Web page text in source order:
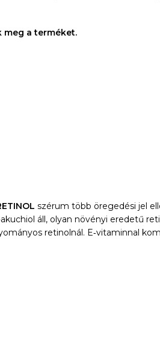
meg a terméket.
szérum több öregedési jel
áll, olyan növényi eredetű
retinolnál. E‑vitaminnal